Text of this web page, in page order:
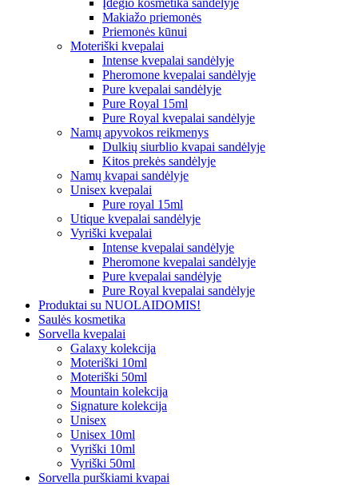
Įdegio kosmetika sandėlyje
Makiažo priemonės
Priemonės kūnui
Moteriški kvepalai
Intense kvepalai sandėlyje
Pheromone kvepalai sandėlyje
Pure kvepalai sandėlyje
Pure Royal 15ml
Pure Royal kvepalai sandėlyje
Namų apyvokos reikmenys
Dulkių siurblio kvapai sandėlyje
Kitos prekės sandėlyje
Namų kvapai sandėlyje
Unisex kvepalai
Pure royal 15ml
Utique kvepalai sandėlyje
Vyriški kvepalai
Intense kvepalai sandėlyje
Pheromone kvepalai sandėlyje
Pure kvepalai sandėlyje
Pure Royal kvepalai sandėlyje
Produktai su NUOLAIDOMIS!
Saulės kosmetika
Sorvella kvepalai
Galaxy kolekcija
Moteriški 10ml
Moteriški 50ml
Mountain kolekcija
Signature kolekcija
Unisex
Unisex 10ml
Vyriški 10ml
Vyriški 50ml
Sorvella purškiami kvapai